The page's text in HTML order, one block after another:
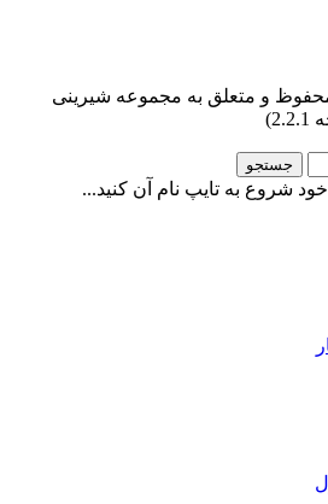
و متعلق به مجموعه شیرینی
جستجو
شروع به تایپ نام آن کنید...